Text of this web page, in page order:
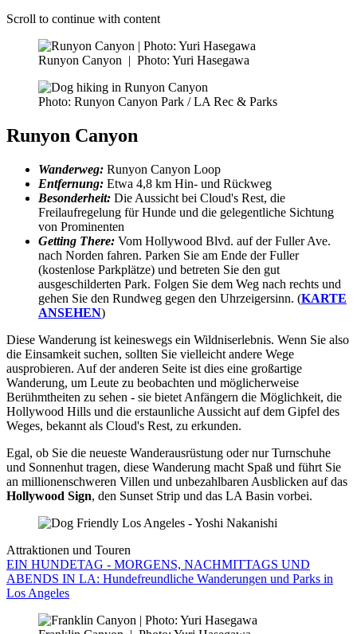
Scroll to continue with content
Runyon Canyon | Photo: Yuri Hasegawa
Photo: Runyon Canyon Park / LA Rec & Parks
Runyon Canyon
Wanderweg: Runyon Canyon Loop
Entfernung: Etwa 4,8 km Hin- und Rückweg
Besonderheit: Die Aussicht bei Cloud's Rest, die
Freilaufregelung für Hunde und die gelegentliche Sichtung
von Prominenten
Getting There: Vom Hollywood Blvd. auf der Fuller Ave.
nach Norden fahren. Parken Sie am Ende der Fuller
(kostenlose Parkplätze) und betreten Sie den gut
ausgeschilderten Park. Folgen Sie dem Weg nach rechts und
gehen Sie den Rundweg gegen den Uhrzeigersinn. (KARTE
ANSEHEN)
Diese Wanderung ist keineswegs ein Wildniserlebnis. Wenn Sie also
die Einsamkeit suchen, sollten Sie vielleicht andere Wege
ausprobieren. Auf der anderen Seite ist dies eine großartige
Wanderung, um Leute zu beobachten und möglicherweise
Berühmtheiten zu sehen - sie bietet Anfängern die Möglichkeit, die
Hollywood Hills und die erstaunliche Aussicht auf dem Gipfel des
Weges, bekannt als Cloud's Rest, zu erkunden.
Egal, ob Sie die neueste Wanderausrüstung oder nur Turnschuhe
und Sonnenhut tragen, diese Wanderung macht Spaß und führt Sie
an millionenschweren Villen und unbezahlbaren Ausblicken auf das
Hollywood Sign, den Sunset Strip und das LA Basin vorbei.
Attraktionen und Touren
EIN HUNDETAG - MORGENS, NACHMITTAGS UND
ABENDS IN LA: Hundefreundliche Wanderungen und Parks in
Los Angeles